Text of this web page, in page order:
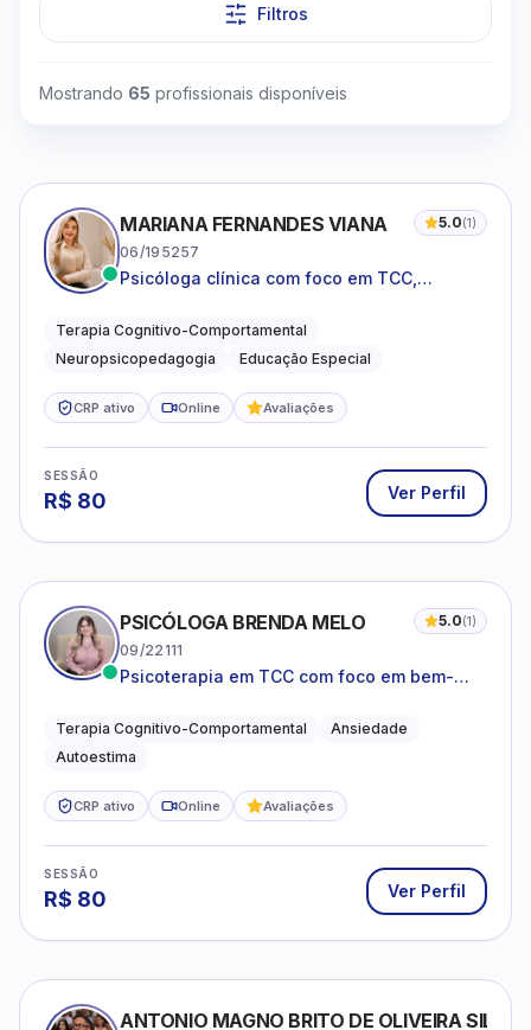
Clique para assistir
Filtros
Mostrando 65 profissionais disponíveis
MARIANA FERNANDES VIANA 5.0(1)
06/195257
Psicóloga clínica com foco em TCC,
do neurodesenvolvimento.
Terapia Cognitivo-Comportamental
Neuropsicopedagogia
Educação Especial
CRP ativo Online Avaliações
SESSÃO
R$ 80 Ver Perfil
PSICÓLOGA BRENDA MELO 5.0(1)
09/22111
Psicoterapia em TCC com foco em bem-
o cotidiano
Terapia Cognitivo-Comportamental
Ansiedade
Autoestima
CRP ativo Online Avaliações
SESSÃO
R$ 80 Ver Perfil
ANTONIO MAGNO BRITO DE OLIVEIRA SILVA